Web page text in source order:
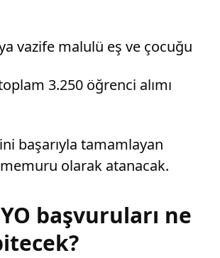
vazife malulü eş ve çocuğu
3.250 öğrenci alımı
başarıyla tamamlayan
olarak atanacak.
başvuruları ne